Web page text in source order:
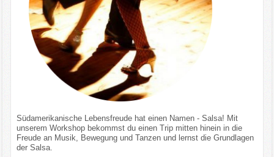
Impressum/Datenschutz
Südamerikanische Lebensfreude hat einen Namen - Salsa! Mit
unserem Workshop bekommst du einen Trip mitten hinein in die
Freude an Musik, Bewegung und Tanzen und lernst die Grundlagen
der Salsa.